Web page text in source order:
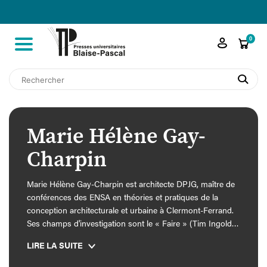
shopping_cart0

search
Marie Hélène Gay-
Charpin
Marie Hélène Gay-Charpin est architecte DPJG, maître de
conférences des ENSA en théories et pratiques de la
conception architecturale et urbaine à Clermont-Ferrand.
Ses champs d'investigation sont le « Faire » (Tim Ingold),
professionnelle, principalement des réhabilitations, est
LIRE LA SUITE